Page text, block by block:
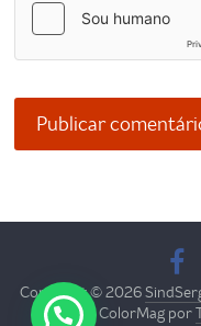
Copyright © 2026
Tema: ColorMag por